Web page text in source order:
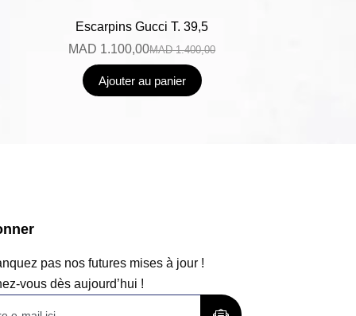
Escarpins Gucci T. 39,5
MAD1.400,00
MAD 1.100,00
Ajouter au panier
pas nos futures mises à jour !
vous dès aujourd’hui !